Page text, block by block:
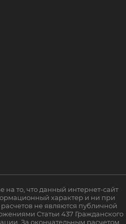
то, что данный интернет-сайт
характер и ни при
расчетов не являются публичной
Статьи 437 Гражданского
За окончательным расчетом